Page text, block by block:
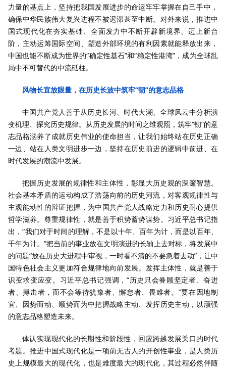
力量的基点上，坚持把我国发展进步的命运牢牢掌握在自己手中，
确保中华民族伟大复兴进程不被迟滞甚至中断。对外来说，推进中
国式现代化在夯实基础、全面发力中不断开辟新境界、迈上新台
阶，主动运筹国际空间、塑造外部环境的有利因素就能释放出来，
中国也能不断成为世界的“确定性基石”和“稳定性港湾”，成为全球乱
局中不可替代的中流砥柱。
风物长宜放眼量，在历史长波中筑牢“韧”的意志品格
中国共产党人善于从历史长河、时代大潮、全球风云中分析演
变机理、探究历史规律。从历史发展的时间之维观照，筑牢“韧”的意
志品格涵养了成就历史伟业的使命担当，让我们始终站在历史正确
一边、站在人类文明进步一边，坚持在历史前进的逻辑中前进、在
时代发展的潮流中发展。
把握历史发展的规律性和主体性，彰显大历史观的深邃智慧。
社会基本矛盾的运动构成了浩荡向前的历史河流，对客观规律性与
主观能动性的辩证把握，为中国共产党人战略定力和历史耐心提供
哲学滋养。尊重规律性，就是善于积势蓄势谋势。习近平总书记指
出，“我们对于时间的理解，不是以十年、百年为计，而是以百年、
千年为计。”把当前的事业放在文明演进的长轴上去对标，将发展中
的问题“放在历史大进程中审视，一时看不清的不要急着去动”，让中
国特色社会主义更加符合规律地向前发展。发挥主体性，就是善于
识变求变应变。习近平总书记强调，“历史只会眷顾坚定者、奋进
者、搏击者，而不会等待犹豫者、懈怠者、畏难者。”要在因地制
宜、因势而动、顺势而为中把握战略主动、发挥历史主动，以顽强
的意志品格塑造未来。
体认实现现代化的长期性和阶段性，回应跨越发展关口的时代
考题。推进中国式现代化是一项前无古人的开创性事业，是人类历
史上规模最大的现代化，也是难度最大的现代化，其过程必然伴随